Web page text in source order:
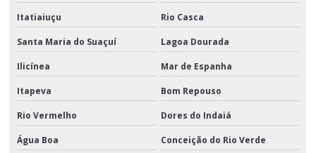
Itatiaiuçu Rio Casca
Santa Maria do Suaçuí Lagoa Dourada
Ilicínea Mar de Espanha
Itapeva Bom Repouso
Rio Vermelho Dores do Indaiá
Água Boa Conceição do Rio Verde